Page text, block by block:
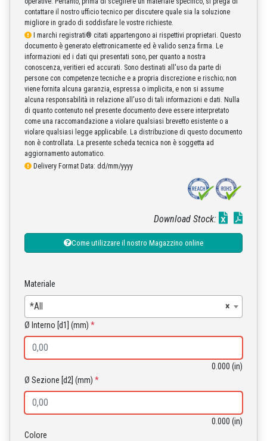
contattare il nostro ufficio tecnico per discutere quale sia la soluzione
migliore in grado di soddisfare le vostre richieste.
I marchi registrati® citati appartengono ai rispettivi proprietari. Questo
documento è generato elettronicamente ed è valido senza firma. Le
informazioni ed i dati qui presentati sono, per quanto a nostra
conoscenza, veritieri ed accurati. Sono destinati all'uso da parte di
persone con competenze tecniche e a propria discrezione e rischio; non
viene fornita alcuna garanzia, espressa o implicita, e non si assume
alcuna responsabilità in relazione all'uso di tali informazioni e dati. Nulla
di quanto contenuto nel presente documento deve essere interpretato
come una raccomandazione a violare qualsiasi brevetto esistente o a
violare qualsiasi legge applicabile. La distribuzione di questo documento
non è controllata. La presente scheda tecnica non è soggetta ad
aggiornamento automatico.
Delivery Format Data: dd/mm/yyyy
Download Stock:
Come utilizzare il nostro Magazzino online
Materiale
×
*All
Ø Interno [d1] (mm) *
0.000 (in)
Ø Sezione [d2] (mm) *
0.000 (in)
Colore